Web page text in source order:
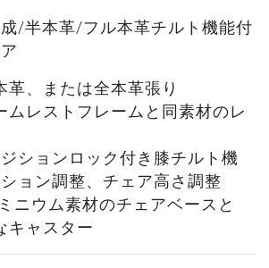
/半本革/フル本革チルト機能付
革、または全本革張り
ムレストフレームと同素材のレ
ションロック付き膝チルト機
ョン調整、チェア高さ調整
ニウム素材のチェアベースと
キャスター